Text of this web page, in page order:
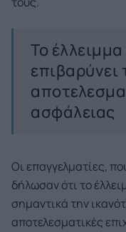
Το
επιβαρύνει
ασφάλειας
Οι επαγγελματίες,
δήλωσαν ότι το
σημαντικά την
αποτελεσματικές